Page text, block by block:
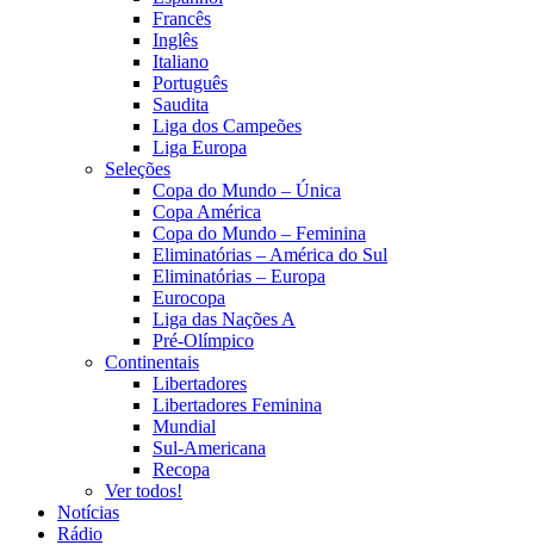
Francês
Inglês
Italiano
Português
Saudita
Liga dos Campeões
Liga Europa
Seleções
Copa do Mundo – Única
Copa América
Copa do Mundo – Feminina
Eliminatórias – América do Sul
Eliminatórias – Europa
Eurocopa
Liga das Nações A
Pré-Olímpico
Continentais
Libertadores
Libertadores Feminina
Mundial
Sul-Americana
Recopa
Ver todos!
Notícias
Rádio